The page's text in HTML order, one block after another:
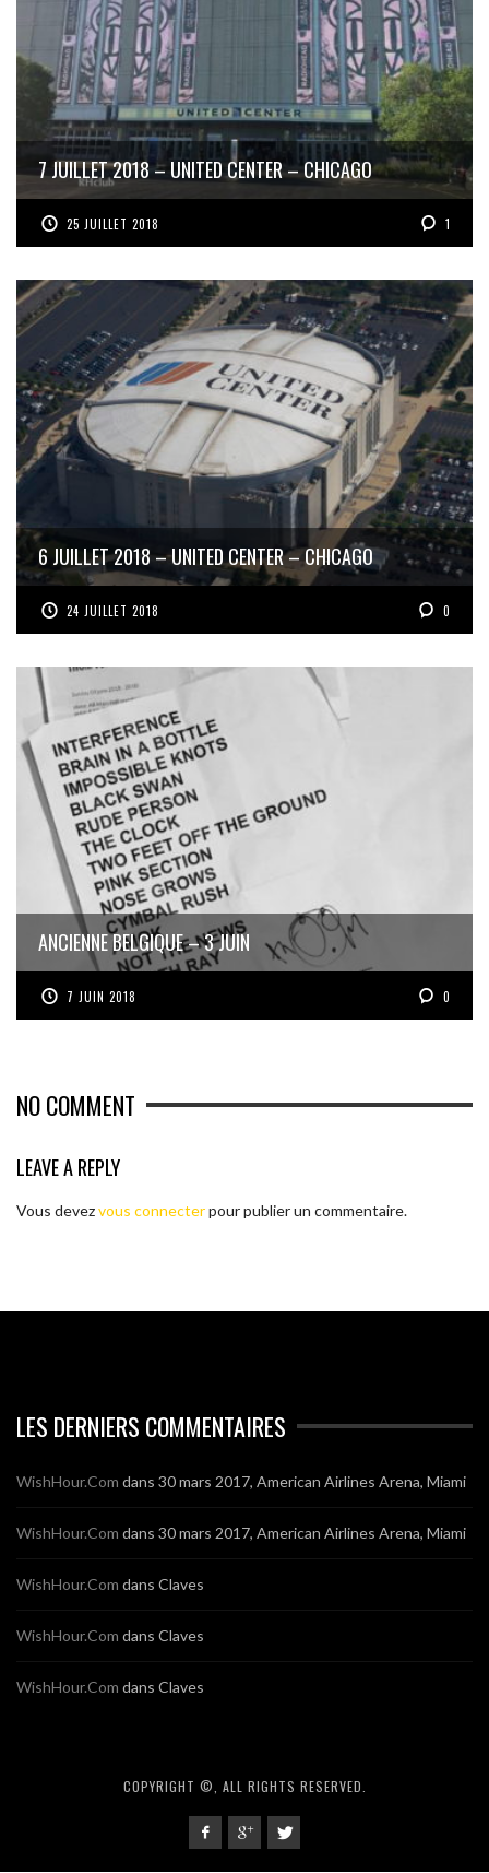
7 JUILLET 2018 – UNITED CENTER – CHICAGO
25 JUILLET 2018 1
6 JUILLET 2018 – UNITED CENTER – CHICAGO
24 JUILLET 2018 0
ANCIENNE BELGIQUE – 3 JUIN
7 JUIN 2018 0
NO COMMENT
LEAVE A REPLY
Vous devezvous connecterpour publier un commentaire.
LES DERNIERS COMMENTAIRES
WishHour.Com dans 30 mars 2017, American Airlines Arena, Miami
WishHour.Com dans 30 mars 2017, American Airlines Arena, Miami
WishHour.Com dans Claves
WishHour.Com dans Claves
WishHour.Com dans Claves
COPYRIGHT ©, ALL RIGHTS RESERVED.